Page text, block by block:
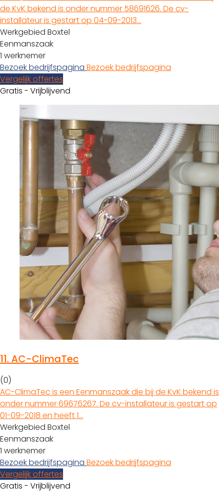
de KvK bekend is onder nummer 58691626. De cv-
installateur is gestart op 04-09-2013…
Werkgebied Boxtel
Eenmanszaak
1 werknemer
Bezoek bedrijfspagina Bezoek bedrijfspagina
Vergelijk offertes
Gratis - Vrijblijvend
11.AC-ClimaTec
(0)
AC-ClimaTec is een Eenmanszaak die bij de KvK bekend is
onder nummer 69676267. De cv-installateur is gestart op
01-09-2018 en heeft 1…
Werkgebied Boxtel
Eenmanszaak
1 werknemer
Bezoek bedrijfspagina Bezoek bedrijfspagina
Vergelijk offertes
Gratis - Vrijblijvend